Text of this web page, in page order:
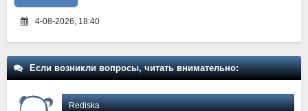
4-08-2026, 18:40
Если возникли вопросы, читать внимательно:
Rediska